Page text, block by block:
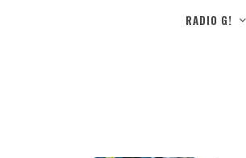
RADIO G!